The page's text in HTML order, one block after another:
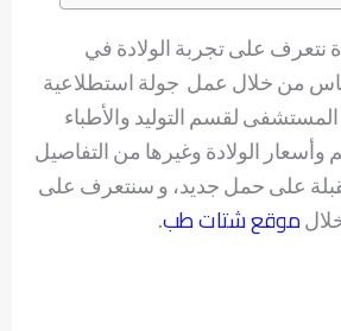
نتعرف على تجربة الولادة في
من خلال عمل جولة استطلاعية
لقسم التوليد والأطباء
الولادة وغيرها من التفاصيل
على حمل جديد، و سنتعرف على
موقع شتات طب.